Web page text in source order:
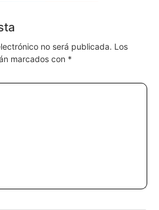
no será publicada. Los
marcados con *